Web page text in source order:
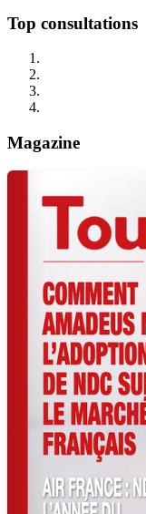
Top consultations
Magazine